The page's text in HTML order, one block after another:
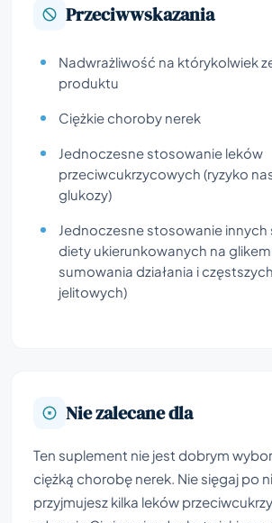
Przeciwwskazania
Nadwrażliwość na którykolwiek
produktu
Ciężkie choroby nerek
Jednoczesne stosowanie leków
przeciwcukrzycowych (ryzyko
glukozy)
Jednoczesne stosowanie
diety ukierunkowanych na
sumowania działania i
jelitowych)
Nie zalecane dla
Ten suplement nie jest dobrym
ciężką chorobę nerek. Nie sięgaj po
przyjmujesz kilka leków